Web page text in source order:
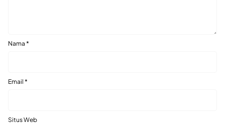
Nama *
Email *
Situs Web